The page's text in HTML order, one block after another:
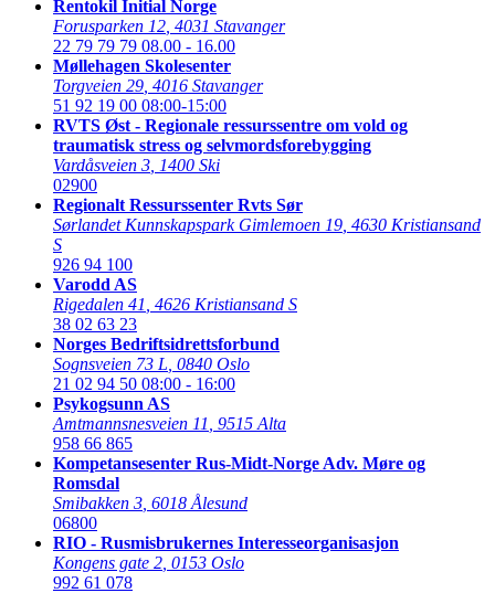
Rentokil Initial Norge
Forusparken 12 4031 Stavanger
22 79 79 79 08.00 - 16.00
Møllehagen Skolesenter
Torgveien 29 4016 Stavanger
51 92 19 00 08:00-15:00
RVTS Øst - Regionale ressurssentre om vold og
traumatisk stress og selvmordsforebygging
Vardåsveien 3 1400 Ski
02900
Regionalt Ressurssenter Rvts Sør
Sørlandet Kunnskapspark Gimlemoen 19 4630 Kristiansand
S
926 94 100
Varodd AS
Rigedalen 41 4626 Kristiansand S
38 02 63 23
Norges Bedriftsidrettsforbund
Sognsveien 73 L 0840 Oslo
21 02 94 50 08:00 - 16:00
Psykogsunn AS
Amtmannsnesveien 11 9515 Alta
958 66 865
Kompetansesenter Rus-Midt-Norge Adv. Møre og
Romsdal
Smibakken 3 6018 Ålesund
06800
RIO - Rusmisbrukernes Interesseorganisasjon
Kongens gate 2 0153 Oslo
992 61 078